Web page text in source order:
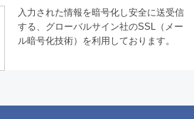
入力された情報を暗号化し安全に送受信
する、グローバルサイン社のSSL（メー
ル暗号化技術）を利用しております。